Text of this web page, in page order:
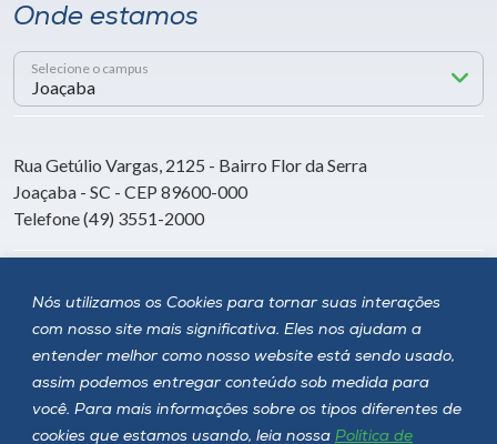
Nós utilizamos os Cookies para tornar suas interações
com nosso site mais significativa. Eles nos ajudam a
entender melhor como nosso website está sendo usado,
assim podemos entregar conteúdo sob medida para
você. Para mais informações sobre os tipos diferentes de
cookies que estamos usando, leia nossa Política de
Onde estamos
Selecione o campus
Rua Getúlio Vargas, 2125 - Bairro Flor da Serra
Joaçaba - SC - CEP 89600-000
Telefone (49) 3551-2000
Siga a Unoesc